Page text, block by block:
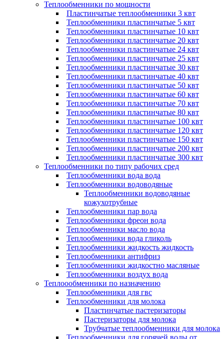
Теплообменники по мощности
Пластинчатые теплообменники 3 квт
Теплообменники пластинчатые 5 квт
Теплообменники пластинчатые 10 квт
Теплообменники пластинчатые 20 квт
Теплообменники пластинчатые 24 квт
Теплообменники пластинчатые 25 квт
Теплообменники пластинчатые 30 квт
Теплообменники пластинчатые 40 квт
Теплообменники пластинчатые 50 квт
Теплообменники пластинчатые 60 квт
Теплообменники пластинчатые 70 квт
Теплообменники пластинчатые 80 квт
Теплообменники пластинчатые 100 квт
Теплообменники пластинчатые 120 квт
Теплообменники пластинчатые 150 квт
Теплообменники пластинчатые 200 квт
Теплообменники пластинчатые 300 квт
Теплообменники по типу рабочих сред
Теплообменники вода вода
Теплообменники водоводяные
Теплообменники водоводяные
кожухотрубные
Теплообменники пар вода
Теплообменники фреон вода
Теплообменники масло вода
Теплообменники вода гликоль
Теплообменники жидкость жидкость
Теплообменники антифриз
Теплообменники жидкостно масляные
Теплообменники воздух вода
Теплоообменники по назначению
Теплообменники для гвс
Теплообменники для молока
Пластинчатые пастеризаторы
Пастеризаторы для молока
Трубчатые теплообменники для молока
Теплообменники для горячей воды от